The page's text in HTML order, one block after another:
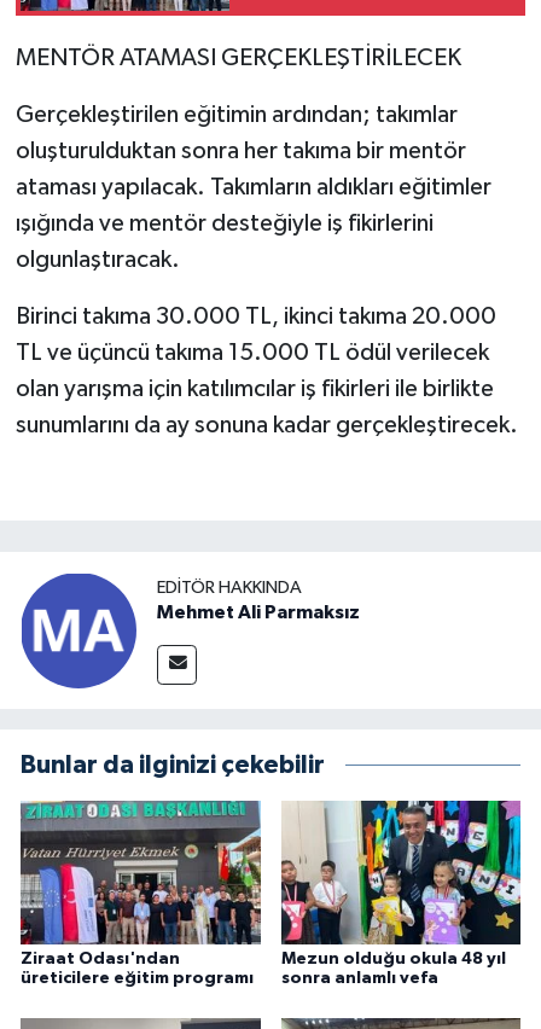
MENTÖR ATAMASI GERÇEKLEŞTİRİLECEK
Gerçekleştirilen eğitimin ardından; takımlar
oluşturulduktan sonra her takıma bir mentör
ataması yapılacak. Takımların aldıkları eğitimler
ışığında ve mentör desteğiyle iş fikirlerini
olgunlaştıracak.
Birinci takıma 30.000 TL, ikinci takıma 20.000
TL ve üçüncü takıma 15.000 TL ödül verilecek
olan yarışma için katılımcılar iş fikirleri ile birlikte
sunumlarını da ay sonuna kadar gerçekleştirecek.
EDITÖR HAKKINDA
Mehmet Ali Parmaksız
Bunlar da ilginizi çekebilir
Ziraat Odası'ndan
üreticilere eğitim programı
Mezun olduğu okula 48 yıl
sonra anlamlı vefa